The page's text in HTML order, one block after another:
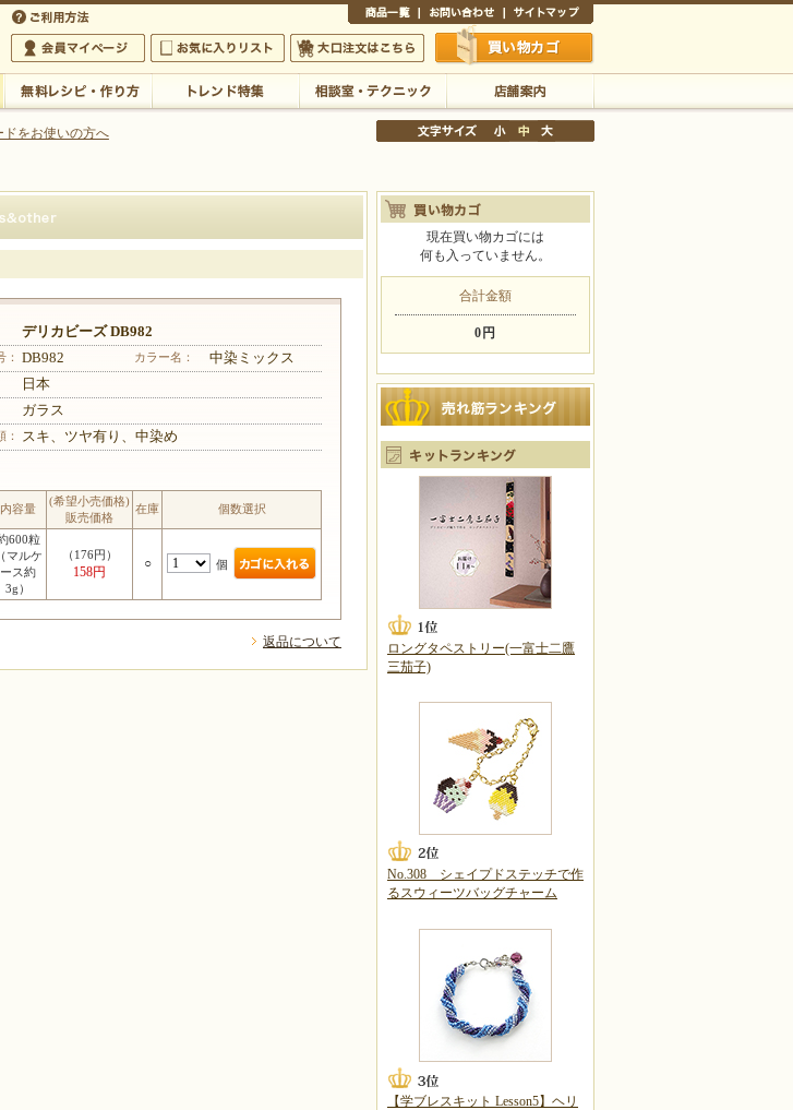
円以上のご注文で送料は当店が負担いたします
店が負担いたします
会員マイページ
お気に入りリスト 大口注文はこちら 買い物かご
店舗案内
ドをお使いの方へ
デリカビーズ DB982
： DB982 カラー名： 中染ミックス
日本
ガラス
： スキ、ツヤ有り、中染め
内容量
(希望小売価格)
販売価格
在庫 個数選択
600粒
（マルケ
ース約
3g）
（176円）
158円
○ 個
返品について
現在買い物カゴには
何も入っていません。
合計金額
0円
ロングタペストリー(一富士二鷹
三茄子)
No.308 シェイプドステッチで作
るスウィーツバッグチャーム
【学ブレスキット Lesson5】ヘリ